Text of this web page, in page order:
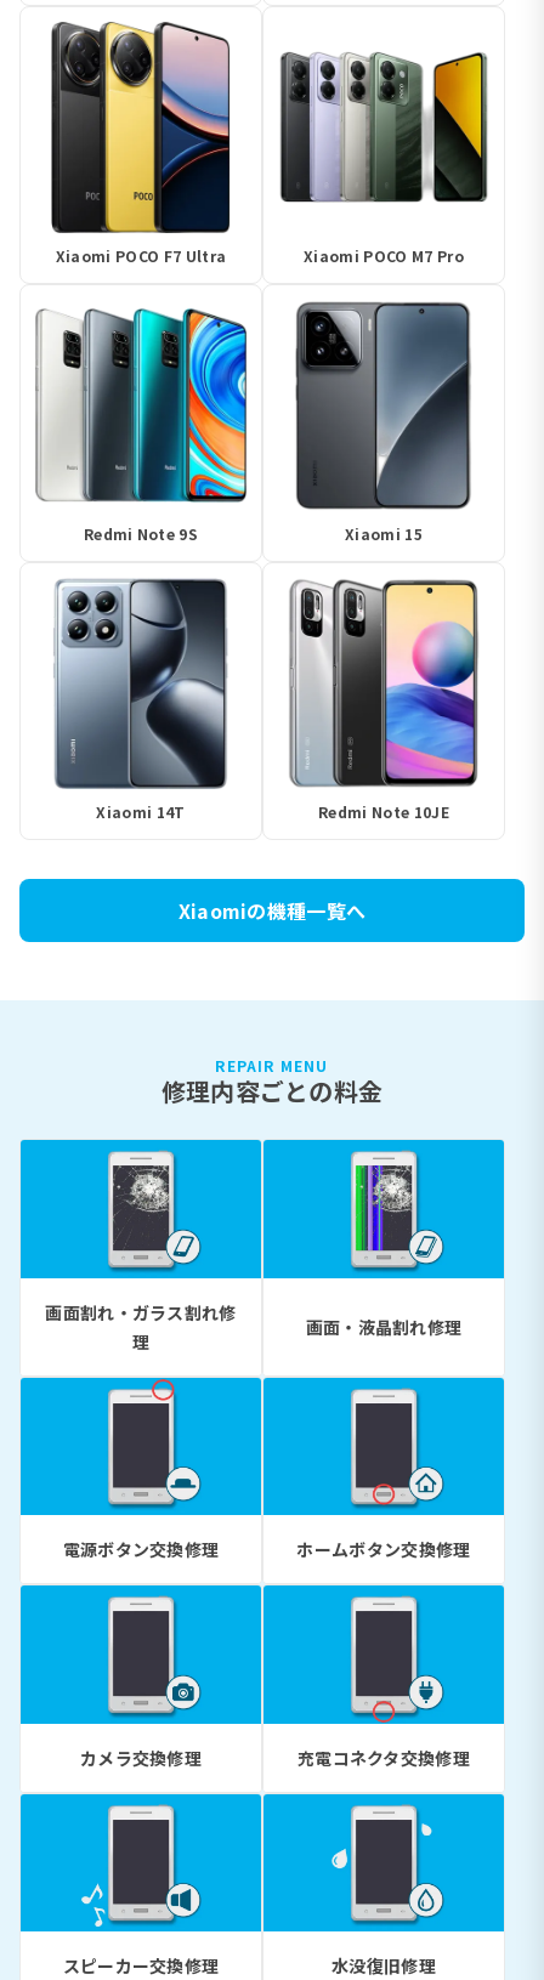
Xiaomi POCO F7 Ultra Xiaomi POCO M7 Pro
Redmi Note 9S Xiaomi 15
Xiaomi 14T Redmi Note 10JE
Xiaomiの機種一覧へ
REPAIR MENU
修理内容ごとの料金
画面割れ・ガラス割れ修
理
画面・液晶割れ修理
電源ボタン交換修理 ホームボタン交換修理
カメラ交換修理 充電コネクタ交換修理
スピーカー交換修理 水没復旧修理